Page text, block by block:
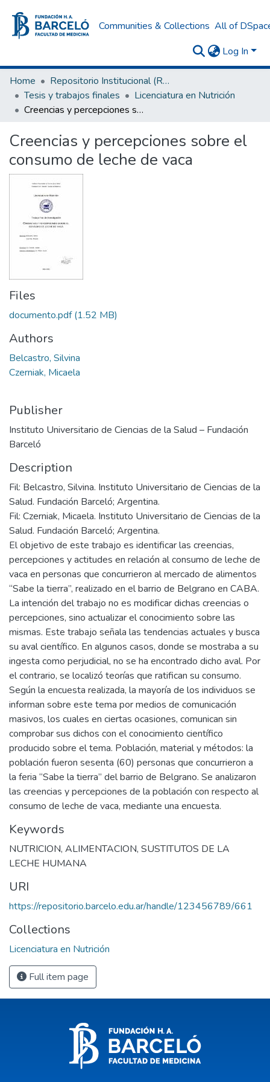
Communities & Collections All of
Log In
Home
Repositorio Institucional (RI) del Instituto Universitario de Ciencias de la Salud Fundación H. A. Barceló
Tesis y trabajos finales
Licenciatura en Nutrición
Creencias y percepciones sobre el consumo de leche de vaca
Creencias y percepciones sobre el
consumo de leche de vaca
Files
documento.pdf(1.52 MB)
Authors
Belcastro, Silvina
Czerniak, Micaela
Publisher
Instituto Universitario de Ciencias de la Salud – Fundación
Barceló
Description
Fil: Belcastro, Silvina. Instituto Universitario de Ciencias de la
Salud. Fundación Barceló; Argentina.
Fil: Czerniak, Micaela. Instituto Universitario de Ciencias de la
Salud. Fundación Barceló; Argentina.
El objetivo de este trabajo es identificar las creencias,
percepciones y actitudes en relación al consumo de leche de
vaca en personas que concurrieron al mercado de alimentos
“Sabe la tierra”, realizado en el barrio de Belgrano en CABA.
La intención del trabajo no es modificar dichas creencias o
percepciones, sino actualizar el conocimiento sobre las
mismas. Este trabajo señala las tendencias actuales y busca
su aval científico. En algunos casos, donde se mostraba a su
ingesta como perjudicial, no se ha encontrado dicho aval. Por
el contrario, se localizó teorías que ratifican su consumo.
Según la encuesta realizada, la mayoría de los individuos se
informan sobre este tema por medios de comunicación
masivos, los cuales en ciertas ocasiones, comunican sin
comprobar sus dichos con el conocimiento científico
producido sobre el tema. Población, material y métodos: la
población fueron sesenta (60) personas que concurrieron a
la feria “Sabe la tierra” del barrio de Belgrano. Se analizaron
las creencias y percepciones de la población con respecto al
consumo de leche de vaca, mediante una encuesta.
Keywords
NUTRICION, ALIMENTACION, SUSTITUTOS DE LA
LECHE HUMANA
URI
https://repositorio.barcelo.edu.ar/handle/123456789/661
Collections
Licenciatura en Nutrición
Full item page